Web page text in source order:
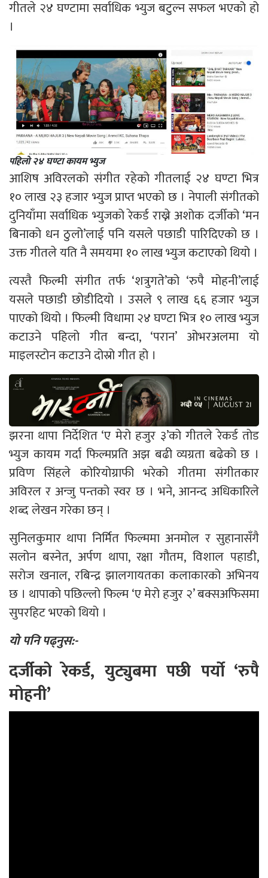
गीतले २४ घण्टामा सर्वाधिक भ्युज बटुल्न सफल भएको हो
।
पहिलो २४ घण्टा कायम भ्युज
आशिष अविरलको संगीत रहेको गीतलाई २४ घण्टा भित्र
१० लाख २३ हजार भ्युज प्राप्त भएको छ । नेपाली संगीतको
दुनियाँमा सर्वाधिक भ्युजको रेकर्ड राख्ने अशोक दर्जीको ‘मन
बिनाको धन ठुलो’लाई पनि यसले पछाडी पारिदिएको छ ।
उक्त गीतले यति नै समयमा १० लाख भ्युज कटाएको थियो ।
त्यस्तै फिल्मी संगीत तर्फ ‘शत्रुगते’को ‘रुपै मोहनी’लाई
यसले पछाडी छोडीदियो । उसले ९ लाख ६६ हजार भ्युज
पाएको थियो । फिल्मी विधामा २४ घण्टा भित्र १० लाख भ्युज
कटाउने पहिलो गीत बन्दा, ‘परान’ ओभरअलमा यो
माइलस्टोन कटाउने दोस्रो गीत हो ।
झरना थापा निर्देशित ‘ए मेरो हजुर ३’को गीतले रेकर्ड तोड
भ्युज कायम गर्दा फिल्मप्रति अझ बढी व्यग्रता बढेको छ ।
प्रविण सिंहले कोरियोग्राफी भरेको गीतमा संगीतकार
अविरल र अन्जु पन्तको स्वर छ । भने, आनन्द अधिकारिले
शब्द लेखन गरेका छन् ।
सुनिलकुमार थापा निर्मित फिल्ममा अनमोल र सुहानासँगै
सलोन बस्नेत, अर्पण थापा, रक्षा गौतम, विशाल पहाडी,
सरोज खनाल, रबिन्द्र झालगायतका कलाकारको अभिनय
छ । थापाको पछिल्लो फिल्म ‘ए मेरो हजुर २’ बक्सअफिसमा
सुपरहिट भएको थियो ।
यो पनि पढ्नुस:-
दर्जीको रेकर्ड, युट्युबमा पछी पर्यो ‘रुपै
मोहनी’